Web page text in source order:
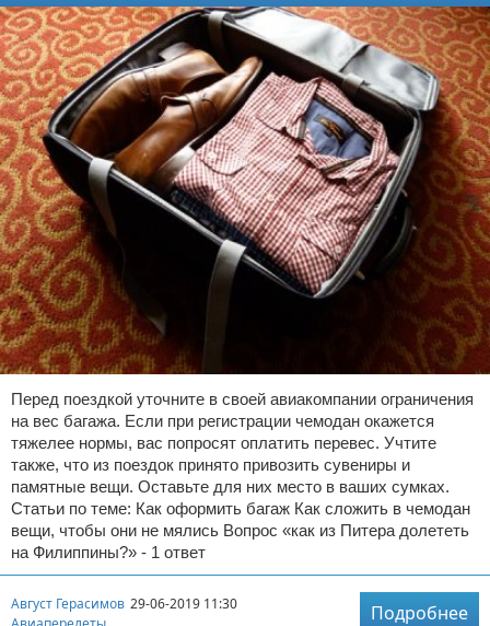
Перед поездкой уточните в своей авиакомпании ограничения
на вес багажа. Если при регистрации чемодан окажется
тяжелее нормы, вас попросят оплатить перевес. Учтите
также, что из поездок принято привозить сувениры и
памятные вещи. Оставьте для них место в ваших сумках.
Статьи по теме: Как оформить багаж Как сложить в чемодан
вещи, чтобы они не мялись Вопрос «как из Питера долететь
на Филиппины?» - 1 ответ
Август Герасимов 29-06-2019 11:30
Подробнее